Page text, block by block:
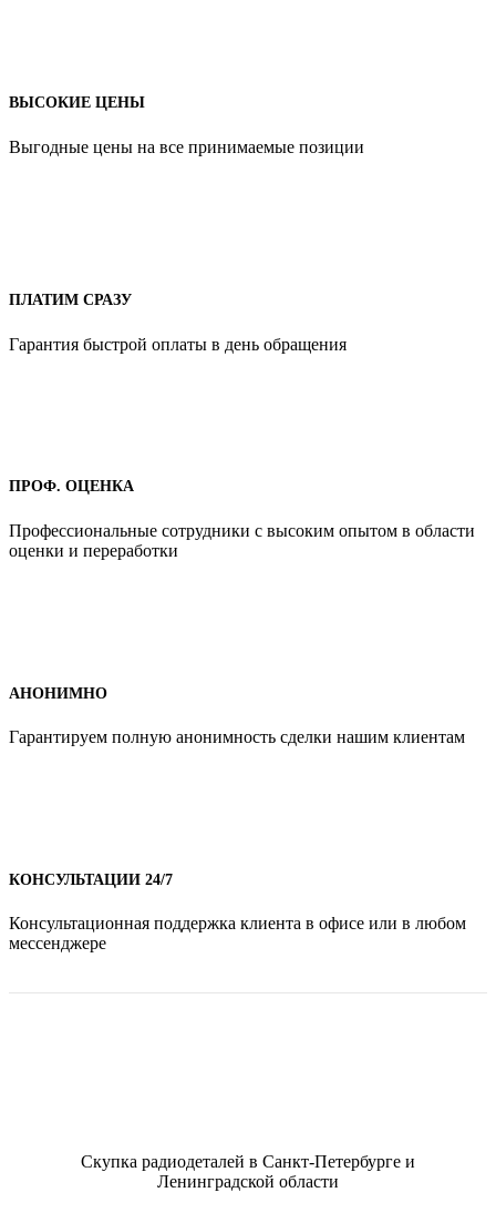
ВЫСОКИЕ ЦЕНЫ
Выгодные цены на все принимаемые позиции
ПЛАТИМ СРАЗУ
Гарантия быстрой оплаты в день обращения
ПРОФ. ОЦЕНКА
Профессиональные сотрудники с высоким опытом в области
оценки и переработки
АНОНИМНО
Гарантируем полную анонимность сделки нашим клиентам
КОНСУЛЬТАЦИИ 24/7
Консультационная поддержка клиента в офисе или в любом
мессенджере
Скупка радиодеталей в Санкт-Петербурге и
Ленинградской области